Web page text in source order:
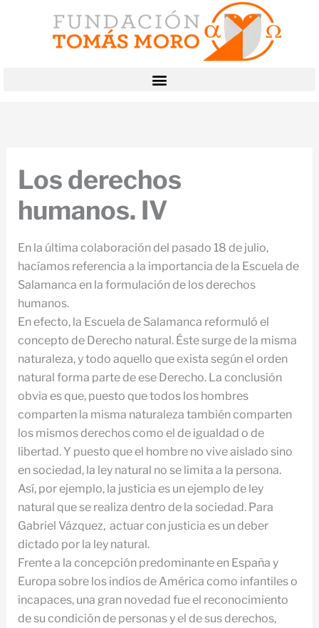
Los derechos
humanos. IV
En la última colaboración del pasado 18 de julio,
hacíamos referencia a la importancia de la Escuela de
Salamanca en la formulación de los derechos
humanos.
En efecto, la Escuela de Salamanca reformuló el
concepto de Derecho natural. Éste surge de la misma
naturaleza, y todo aquello que exista según el orden
natural forma parte de ese Derecho. La conclusión
obvia es que, puesto que todos los hombres
comparten la misma naturaleza también comparten
los mismos derechos como el de igualdad o de
libertad. Y puesto que el hombre no vive aislado sino
en sociedad, la ley natural no se limita a la persona.
Así, por ejemplo, la justicia es un ejemplo de ley
natural que se realiza dentro de la sociedad. Para
Gabriel Vázquez, actuar con justicia es un deber
dictado por la ley natural.
Frente a la concepción predominante en España y
Europa sobre los indios de América como infantiles o
incapaces, una gran novedad fue el reconocimiento
de su condición de personas y el de sus derechos,